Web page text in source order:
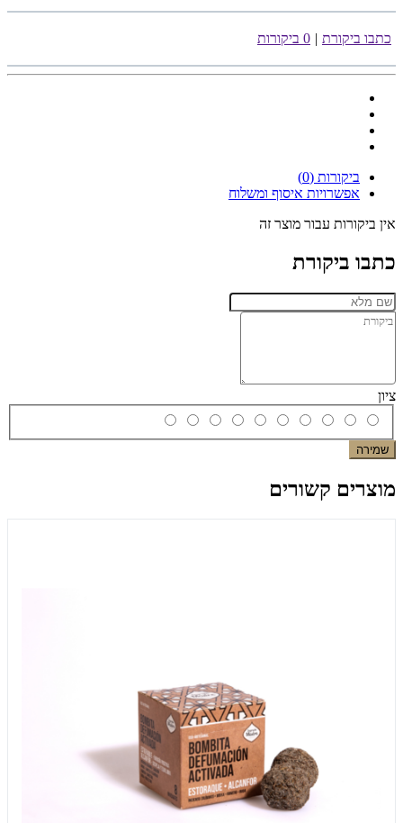
כתבו ביקורת | 0 ביקורות
ביקורות (0)
אפשרויות איסוף ומשלוח
אין ביקורות עבור מוצר זה
כתבו ביקורת
ציון
שמירה
מוצרים קשורים